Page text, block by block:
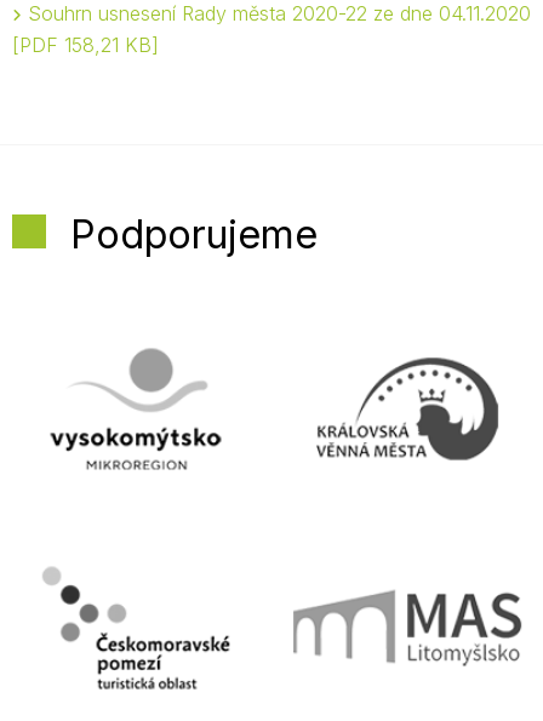
Souhrn usnesení Rady města 2020-22 ze dne 04.11.2020
PDF 158,21 KB
Podporujeme